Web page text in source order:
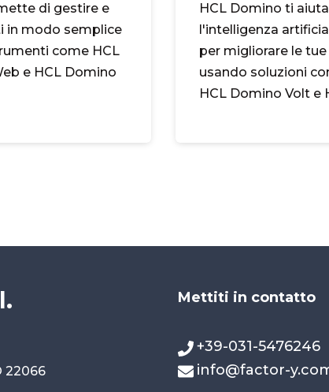
di gestire e
in modo semplice
come HCL
e HCL Domino
HCL Domino ti
l'intelligenza
per migliorare le
usando soluzioni
HCL Domino Volt e
22066
Mettiti in contatto
+39-031-5476246
info@factor-